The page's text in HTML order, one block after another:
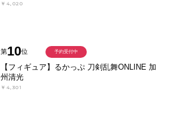
￥4,020
第10位
【フィギュア】るかっぷ 刀剣乱舞ONLINE 加
州清光
￥4,301
予約受付中